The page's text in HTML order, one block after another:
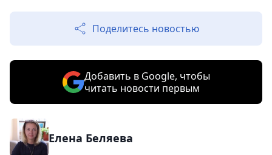
Поделитесь новостью
Добавить в Google, чтобы
читать новости первым
Елена Беляева